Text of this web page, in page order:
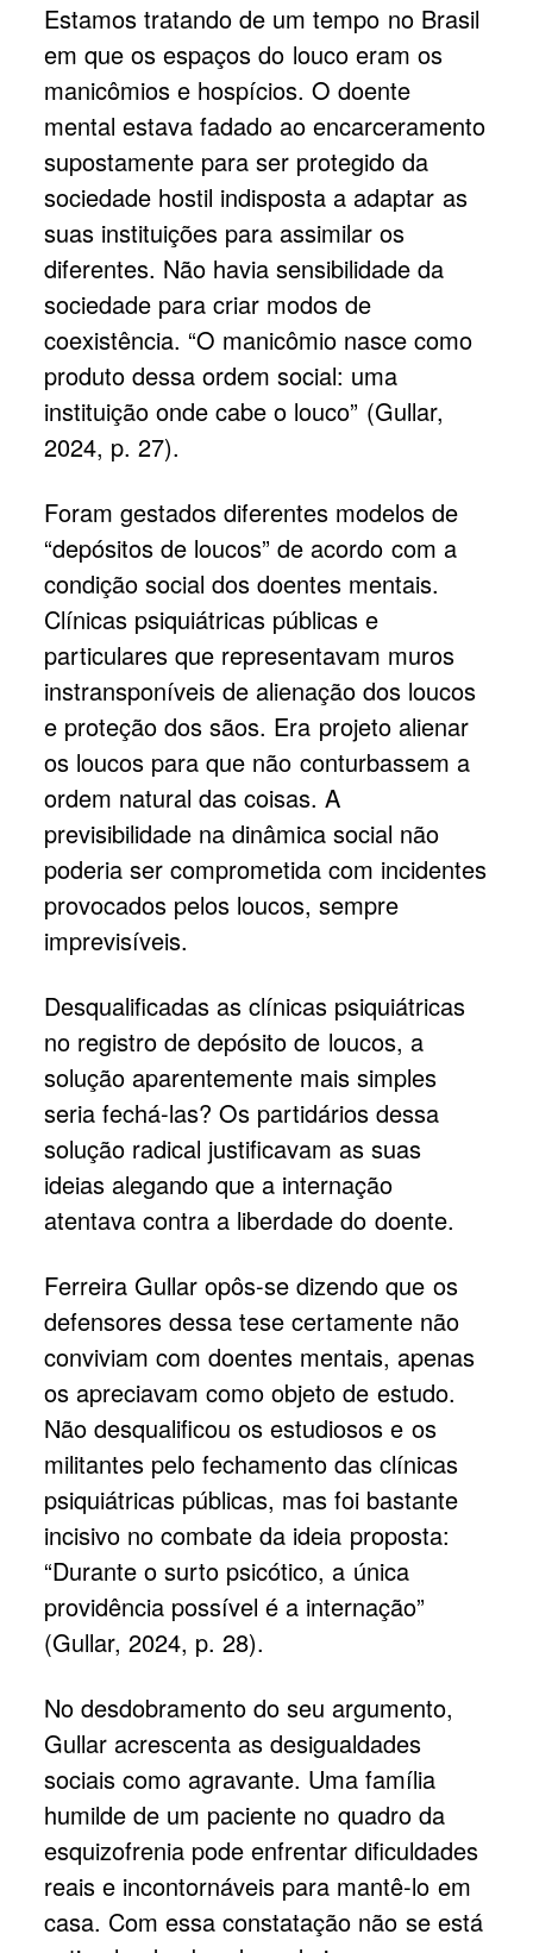
Estamos tratando de um tempo no Brasil
em que os espaços do louco eram os
manicômios e hospícios. O doente
mental estava fadado ao encarceramento
supostamente para ser protegido da
sociedade hostil indisposta a adaptar as
suas instituições para assimilar os
diferentes. Não havia sensibilidade da
sociedade para criar modos de
coexistência. “O manicômio nasce como
produto dessa ordem social: uma
instituição onde cabe o louco” (Gullar,
2024, p. 27).
Foram gestados diferentes modelos de
“depósitos de loucos” de acordo com a
condição social dos doentes mentais.
Clínicas psiquiátricas públicas e
particulares que representavam muros
instransponíveis de alienação dos loucos
e proteção dos sãos. Era projeto alienar
os loucos para que não conturbassem a
ordem natural das coisas. A
previsibilidade na dinâmica social não
poderia ser comprometida com incidentes
provocados pelos loucos, sempre
imprevisíveis.
Desqualificadas as clínicas psiquiátricas
no registro de depósito de loucos, a
solução aparentemente mais simples
seria fechá-las? Os partidários dessa
solução radical justificavam as suas
ideias alegando que a internação
atentava contra a liberdade do doente.
Ferreira Gullar opôs-se dizendo que os
defensores dessa tese certamente não
conviviam com doentes mentais, apenas
os apreciavam como objeto de estudo.
Não desqualificou os estudiosos e os
militantes pelo fechamento das clínicas
psiquiátricas públicas, mas foi bastante
incisivo no combate da ideia proposta:
“Durante o surto psicótico, a única
providência possível é a internação”
(Gullar, 2024, p. 28).
No desdobramento do seu argumento,
Gullar acrescenta as desigualdades
sociais como agravante. Uma família
humilde de um paciente no quadro da
esquizofrenia pode enfrentar dificuldades
reais e incontornáveis para mantê-lo em
casa. Com essa constatação não se está